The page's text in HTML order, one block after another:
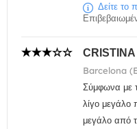
Δείτε το
CRISTINA
Barcelona
Σύμφωνα με
λίγο μεγάλο
μεγάλο από